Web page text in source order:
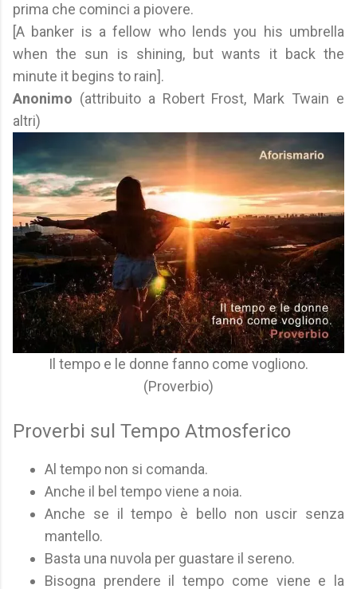
prima che cominci a piovere.
[A banker is a fellow who lends you his umbrella
when the sun is shining, but wants it back the
minute it begins to rain].
Anonimo (attribuito a Robert Frost, Mark Twain e
altri)
Il tempo e le donne fanno come vogliono.
(Proverbio)
Proverbi sul Tempo Atmosferico
Al tempo non si comanda.
Anche il bel tempo viene a noia.
Anche se il tempo è bello non uscir senza
mantello.
Basta una nuvola per guastare il sereno.
Bisogna prendere il tempo come viene e la